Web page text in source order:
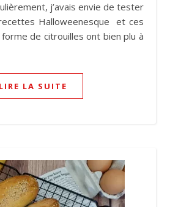
j’avais envie de tester
Halloweenesque et ces
de citrouilles ont bien plu à
LIRE LA SUITE